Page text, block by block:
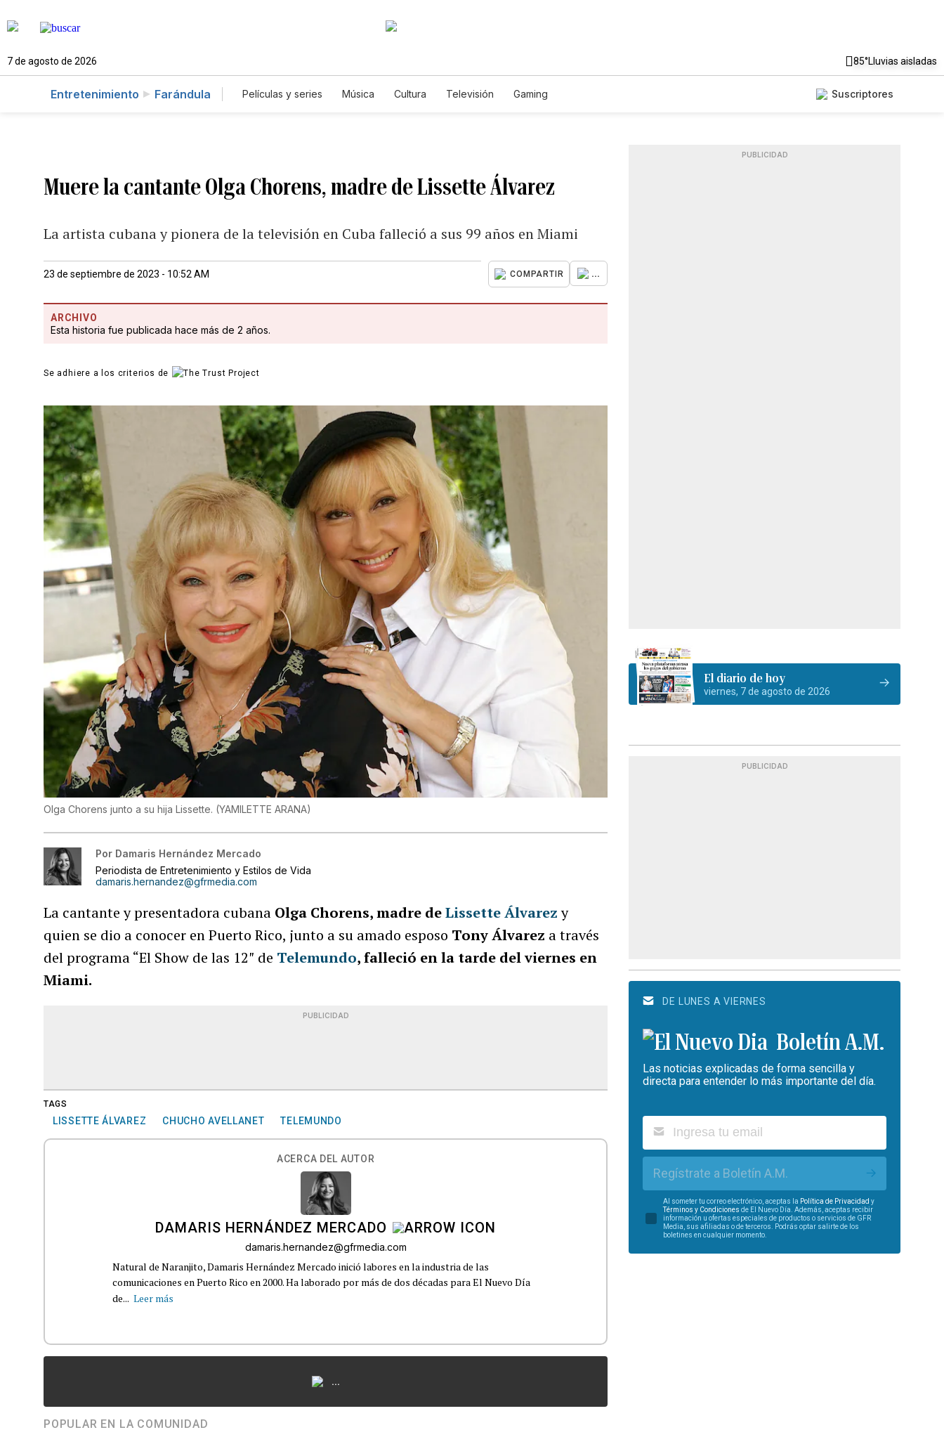
7 de agosto de 2026 85°Lluvias aisladas
Entretenimiento Farándula Películas y series Música Cultura Televisión Gaming Suscriptores
Muere la cantante Olga Chorens, madre de Lissette Álvarez
La artista cubana y pionera de la televisión en Cuba falleció a sus 99 años en Miami
23 de septiembre de 2023 - 10:52 AM COMPARTIR ...
ARCHIVO
Esta historia fue publicada hace más de 2 años.
Se adhiere a los criterios de
Olga Chorens junto a su hija Lissette. (YAMILETTE ARANA)
Por Damaris Hernández Mercado
Periodista de Entretenimiento y Estilos de Vida
damaris.hernandez@gfrmedia.com
La cantante y presentadora cubana Olga Chorens, madre deLissette Álvarezy
quien se dio a conocer en Puerto Rico, junto a su amado esposo Tony Álvarez a través
del programa “El Show de las 12″ de Telemundo, falleció en la tarde del viernes en
Miami.
PUBLICIDAD
TAGS
LISSETTE ÁLVAREZ CHUCHO AVELLANET TELEMUNDO
ACERCA DEL AUTOR
DAMARIS HERNÁNDEZ MERCADO
damaris.hernandez@gfrmedia.com
Natural de Naranjito, Damaris Hernández Mercado inició labores en la industria de las
comunicaciones en Puerto Rico en 2000. Ha laborado por más de dos décadas para El Nuevo Día
de... Leer más
...
POPULAR EN LA COMUNIDAD
PUBLICIDAD
El diario de hoy
viernes, 7 de agosto de 2026
PUBLICIDAD
DE LUNES A VIERNES
Boletín A.M.
Las noticias explicadas de forma sencilla y
directa para entender lo más importante del día.
Regístrate a Boletín A.M.
Al someter tu correo electrónico, aceptas la Política de Privacidad y
Términos y Condiciones de El Nuevo Día. Además, aceptas recibir
información u ofertas especiales de productos o servicios de GFR
Media, sus afiliadas o de terceros. Podrás optar salirte de los
boletines en cualquier momento.